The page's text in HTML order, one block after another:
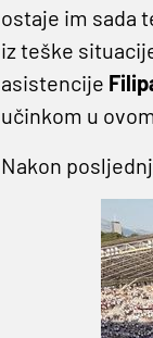
ostaje im sada
iz teške
asistencije
učinkom u
Nakon